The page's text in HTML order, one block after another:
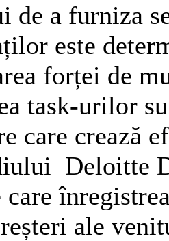
de a furniza
este
forței de
task-urilor
care crează
Deloitte
care
ale